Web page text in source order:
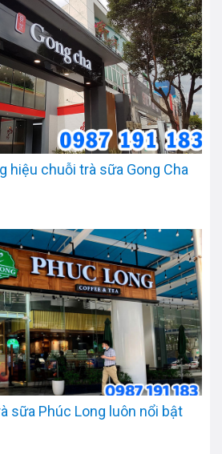
hiệu chuỗi trà sữa Gong Cha
sữa Phúc Long luôn nổi bật